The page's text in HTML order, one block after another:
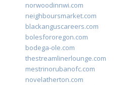
norwoodinnwi.com
neighboursmarket.com
blackanguscareers.com
bolesfororegon.com
bodega-ole.com
thestreamlinerlounge.com
mestrinorubanofc.com
novelatherton.com